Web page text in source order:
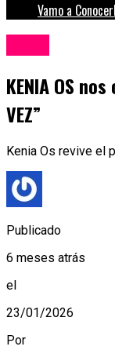
Vamo a
KENIA OS
VEZ”
Kenia Os revive el
Publicado
6 meses atrás
el
23/01/2026
Por